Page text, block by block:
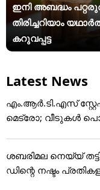
ഇനി അബദ്ധം
തിരിച്ചറിയാം
കറുവപ്പട്ട
Latest News
എം.ആർ.ടി.എസ്
മെട്രോ; വീടുകൾ
ശബരിമല നെയ്യ്
ഡിന്റെ നഷ്ടം